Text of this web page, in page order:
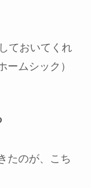
ておいてくれ
ームシック）
たのが、こち